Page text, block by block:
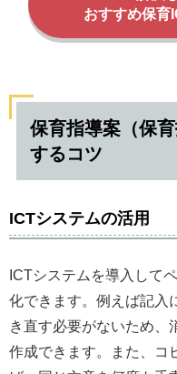
おすすめ保育
保育指導案（保
するコツ
ICTシステムの活用
ICTシステムを導入して
化できます。例えば記入
き直す必要がないため、
作成できます。また、コ